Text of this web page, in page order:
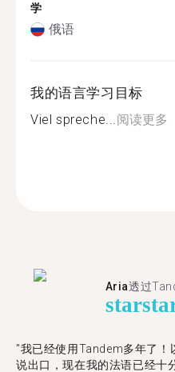
学
俄语
我的语言学习目标
Viel spreche...阅读更多
Aria透过
star
"​​我已经使用Tandem多年了！
说出口，现在我的法语已经十